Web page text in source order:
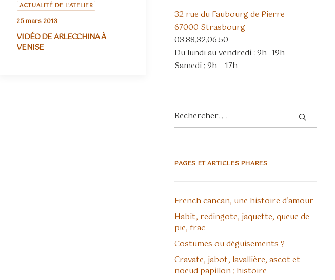
ACTUALITÉ DE L'ATELIER
25 mars 2013
VIDÉO DE ARLECCHINA À
VENISE
32 rue du Faubourg de Pierre
67000 Strasbourg
03.88.32.06.50
Du lundi au vendredi : 9h -19h
Samedi : 9h – 17h
PAGES ET ARTICLES PHARES
French cancan, une histoire d’amour
Habit, redingote, jaquette, queue de
pie, frac
Costumes ou déguisements ?
Cravate, jabot, lavallière, ascot et
noeud papillon : histoire